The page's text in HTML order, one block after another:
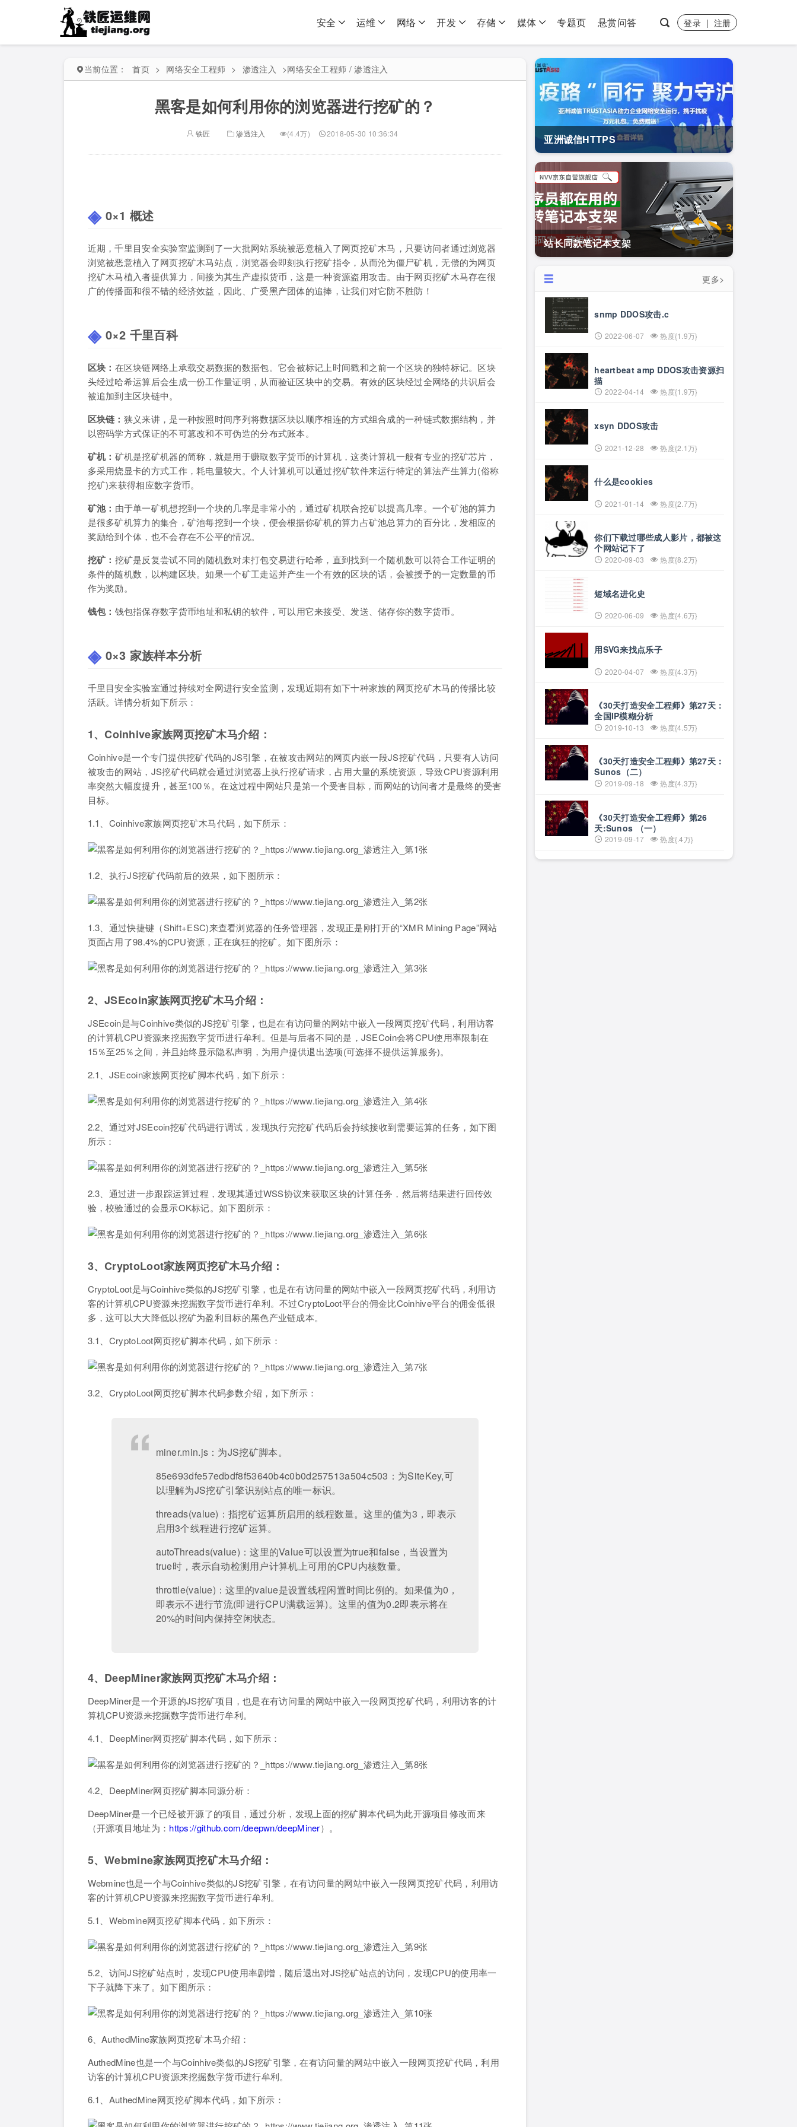
安全 运维 网络 开发 存储 媒体 专题页 悬赏问答 登录 | 注册
当前位置： 首页 > 网络安全工程师 > 渗透注入 >网络安全工程师 / 渗透注入
黑客是如何利用你的浏览器进行挖矿的？
铁匠 渗透注入 (4.4万) 2018-05-30 10:36:34
0×1 概述
近期，千里目安全实验室监测到了一大批网站系统被恶意植入了网页挖矿木马，只要访问者通过浏览器
浏览被恶意植入了网页挖矿木马站点，浏览器会即刻执行挖矿指令，从而沦为僵尸矿机，无偿的为网页
挖矿木马植入者提供算力，间接为其生产虚拟货币，这是一种资源盗用攻击。由于网页挖矿木马存在很
广的传播面和很不错的经济效益，因此、广受黑产团体的追捧，让我们对它防不胜防！
0×2 千里百科
区块： 在区块链网络上承载交易数据的数据包。它会被标记上时间戳和之前一个区块的独特标记。区块
头经过哈希运算后会生成一份工作量证明，从而验证区块中的交易。有效的区块经过全网络的共识后会
被追加到主区块链中。
区块链： 狭义来讲，是一种按照时间序列将数据区块以顺序相连的方式组合成的一种链式数据结构，并
以密码学方式保证的不可篡改和不可伪造的分布式账本。
矿机： 矿机是挖矿机器的简称，就是用于赚取数字货币的计算机，这类计算机一般有专业的挖矿芯片，
多采用烧显卡的方式工作，耗电量较大。个人计算机可以通过挖矿软件来运行特定的算法产生算力(俗称
挖矿)来获得相应数字货币。
矿池： 由于单一矿机想挖到一个块的几率是非常小的，通过矿机联合挖矿以提高几率。一个矿池的算力
是很多矿机算力的集合，矿池每挖到一个块，便会根据你矿机的算力占矿池总算力的百分比，发相应的
奖励给到个体，也不会存在不公平的情况。
挖矿： 挖矿是反复尝试不同的随机数对未打包交易进行哈希，直到找到一个随机数可以符合工作证明的
条件的随机数，以构建区块。如果一个矿工走运并产生一个有效的区块的话，会被授予的一定数量的币
作为奖励。
钱包： 钱包指保存数字货币地址和私钥的软件，可以用它来接受、发送、储存你的数字货币。
0×3 家族样本分析
千里目安全实验室通过持续对全网进行安全监测，发现近期有如下十种家族的网页挖矿木马的传播比较
活跃。详情分析如下所示：
1、Coinhive家族网页挖矿木马介绍：
Coinhive是一个专门提供挖矿代码的JS引擎，在被攻击网站的网页内嵌一段JS挖矿代码，只要有人访问
被攻击的网站，JS挖矿代码就会通过浏览器上执行挖矿请求，占用大量的系统资源，导致CPU资源利用
率突然大幅度提升，甚至100％。在这过程中网站只是第一个受害目标，而网站的访问者才是最终的受害
目标。
1.1、Coinhive家族网页挖矿木马代码，如下所示：
1.2、执行JS挖矿代码前后的效果，如下图所示：
1.3、通过快捷键（Shift+ESC)来查看浏览器的任务管理器，发现正是刚打开的“XMR Mining Page”网站
页面占用了98.4%的CPU资源，正在疯狂的挖矿。如下图所示：
2、JSEcoin家族网页挖矿木马介绍：
JSEcoin是与Coinhive类似的JS挖矿引擎，也是在有访问量的网站中嵌入一段网页挖矿代码，利用访客
的计算机CPU资源来挖掘数字货币进行牟利。但是与后者不同的是，JSECoin会将CPU使用率限制在
15％至25％之间，并且始终显示隐私声明，为用户提供退出选项(可选择不提供运算服务)。
2.1、JSEcoin家族网页挖矿脚本代码，如下所示：
2.2、通过对JSEcoin挖矿代码进行调试，发现执行完挖矿代码后会持续接收到需要运算的任务，如下图
所示：
2.3、通过进一步跟踪运算过程，发现其通过WSS协议来获取区块的计算任务，然后将结果进行回传效
验，校验通过的会显示OK标记。如下图所示：
3、CryptoLoot家族网页挖矿木马介绍：
CryptoLoot是与Coinhive类似的JS挖矿引擎，也是在有访问量的网站中嵌入一段网页挖矿代码，利用访
客的计算机CPU资源来挖掘数字货币进行牟利。不过CryptoLoot平台的佣金比Coinhive平台的佣金低很
多，这可以大大降低以挖矿为盈利目标的黑色产业链成本。
3.1、CryptoLoot网页挖矿脚本代码，如下所示：
3.2、CryptoLoot网页挖矿脚本代码参数介绍，如下所示：
miner.min.js：为JS挖矿脚本。
85e693dfe57edbdf8f53640b4c0b0d257513a504c503：为SiteKey,可
以理解为JS挖矿引擎识别站点的唯一标识。
threads(value)：指挖矿运算所启用的线程数量。这里的值为3，即表示
启用3个线程进行挖矿运算。
autoThreads(value)：这里的Value可以设置为true和false，当设置为
true时，表示自动检测用户计算机上可用的CPU内核数量。
throttle(value)：这里的value是设置线程闲置时间比例的。如果值为0，
即表示不进行节流(即进行CPU满载运算)。这里的值为0.2即表示将在
20%的时间内保持空闲状态。
4、DeepMiner家族网页挖矿木马介绍：
DeepMiner是一个开源的JS挖矿项目，也是在有访问量的网站中嵌入一段网页挖矿代码，利用访客的计
算机CPU资源来挖掘数字货币进行牟利。
4.1、DeepMiner网页挖矿脚本代码，如下所示：
4.2、DeepMiner网页挖矿脚本同源分析：
DeepMiner是一个已经被开源了的项目，通过分析，发现上面的挖矿脚本代码为此开源项目修改而来
（开源项目地址为： https://github.com/deepwn/deepMiner）。
5、Webmine家族网页挖矿木马介绍：
Webmine也是一个与Coinhive类似的JS挖矿引擎，在有访问量的网站中嵌入一段网页挖矿代码，利用访
客的计算机CPU资源来挖掘数字货币进行牟利。
5.1、Webmine网页挖矿脚本代码，如下所示：
5.2、访问JS挖矿站点时，发现CPU使用率剧增，随后退出对JS挖矿站点的访问，发现CPU的使用率一
下子就降下来了。如下图所示：
6、AuthedMine家族网页挖矿木马介绍：
AuthedMine也是一个与Coinhive类似的JS挖矿引擎，在有访问量的网站中嵌入一段网页挖矿代码，利用
访客的计算机CPU资源来挖掘数字货币进行牟利。
6.1、AuthedMine网页挖矿脚本代码，如下所示：
亚洲诚信HTTPS
站长同款笔记本支架
更多>
snmp DDOS攻击.c
2022-06-07 热度{1.9万}
heartbeat amp DDOS攻击资源扫
描
2022-04-14 热度{1.9万}
xsyn DDOS攻击
2021-12-28 热度{2.1万}
什么是cookies
2021-01-14 热度{2.7万}
你们下载过哪些成人影片，都被这
个网站记下了
2020-09-03 热度{8.2万}
短域名进化史
2020-06-09 热度{4.6万}
用SVG来找点乐子
2020-04-07 热度{4.3万}
《30天打造安全工程师》第27天：
全国IP模糊分析
2019-10-13 热度{4.5万}
《30天打造安全工程师》第27天：
Sunos（二）
2019-09-18 热度{4.3万}
《30天打造安全工程师》第26
天:Sunos （一）
2019-09-17 热度{.4万}